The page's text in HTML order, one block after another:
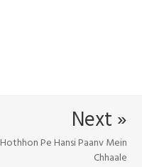
Next »
Hothhon Pe Hansi Paanv Mein
Chhaale